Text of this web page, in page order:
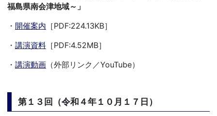
福島県南会津地域～」
・ 開催案内 ［PDF:224.13KB］
・ 講演資料 ［PDF:4.52MB］
・ 講演動画 （外部リンク／YouTube）
第１３回（令和４年１０月１７日）